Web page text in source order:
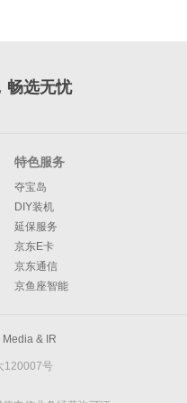
畅选无忧
特色服务
夺宝岛
DIY装机
延保服务
京东E卡
京东通信
京鱼座智能
Media & IR
120007号